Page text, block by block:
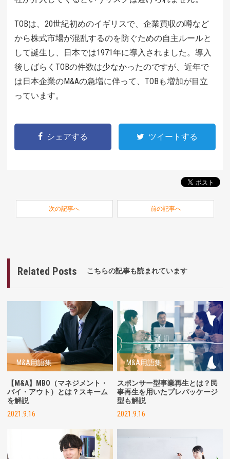
TOBは、20世紀初めのイギリスで、企業買収の噂など
から株式市場が混乱するのを防ぐための自主ルールと
して誕生し、日本では1971年に導入されました。導入
後しばらくTOBの件数は少なかったのですが、近年で
は日本企業のM&Aの急増に伴って、TOBも増加が目立
っています。
シェアする ツイートする
次の記事へ 前の記事へ
Related Posts こちらの記事も読まれています
M&A用語集
【M&A】MBO（マネジメント・
バイ・アウト）とは？スキーム
を解説
2021.9.16
M&A用語集
スポンサー型事業再生とは？民
事再生を用いたプレパッケージ
型も解説
2021.9.16